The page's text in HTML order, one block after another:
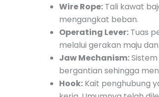
Wire Rope: Tali kawat
mengangkat beban.
Operating Lever: Tuas
melalui gerakan maju
Jaw Mechanism:
bergantian sehingga
Hook: Kait penghubung